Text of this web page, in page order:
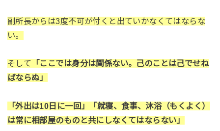
副所長からは3度不可が付くと出ていかなくてはならな
い。
そして 「ここでは身分は関係ない。己のことは己でせね
ばならぬ」
「外出は10日に一回」「就寝、食事、沐浴（もくよく）
は常に相部屋のものと共にしなくてはならない」